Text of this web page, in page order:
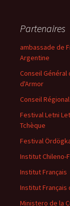
Partenaires
ambassade de
Argentine
Conseil Général
d'Armor
Conseil
Festival Letni
Tchèque
Festival
Institut Chileno-
Institut Français
Institut Français
Ministero de la